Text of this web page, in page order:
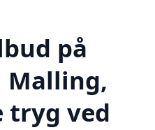
på
tryg ved